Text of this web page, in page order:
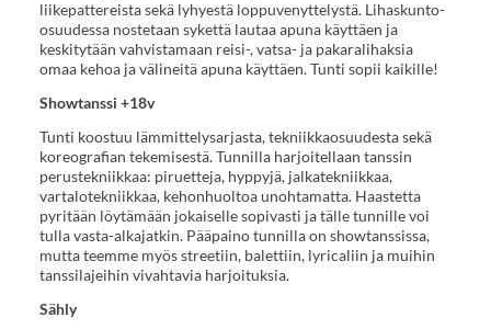
liikepattereista sekä lyhyestä loppuvenyttelystä. Lihaskunto-
osuudessa nostetaan sykettä lautaa apuna käyttäen ja
keskitytään vahvistamaan reisi-, vatsa- ja pakaralihaksia
omaa kehoa ja välineitä apuna käyttäen. Tunti sopii kaikille!
Showtanssi +18v
Tunti koostuu lämmittelysarjasta, tekniikkaosuudesta sekä
koreografian tekemisestä. Tunnilla harjoitellaan tanssin
perustekniikkaa: piruetteja, hyppyjä, jalkatekniikkaa,
vartalotekniikkaa, kehonhuoltoa unohtamatta. Haastetta
pyritään löytämään jokaiselle sopivasti ja tälle tunnille voi
tulla vasta-alkajatkin. Pääpaino tunnilla on showtanssissa,
mutta teemme myös streetiin, balettiin, lyricaliin ja muihin
tanssilajeihin vivahtavia harjoituksia.
Sähly